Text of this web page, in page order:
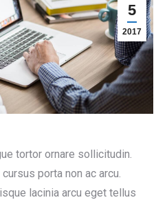
5
2017
tortor ornare sollicitudin.
porta non ac arcu.
lacinia arcu eget tellus